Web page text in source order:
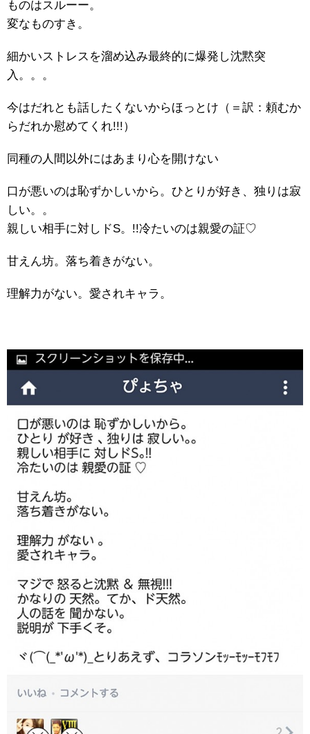
ものはスルーー。
変なものすき。
細かいストレスを溜め込み最終的に爆発し沈黙突
入。。。
今はだれとも話したくないからほっとけ（＝訳：頼むか
らだれか慰めてくれ!!!）
同種の人間以外にはあまり心を開けない
口が悪いのは恥ずかしいから。ひとりが好き、独りは寂
しい。。
親しい相手に対しドS。!!冷たいのは親愛の証♡
甘えん坊。落ち着きがない。
理解力がない。愛されキャラ。